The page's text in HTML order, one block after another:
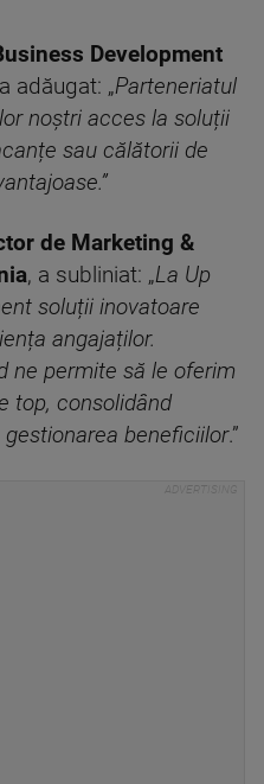
Development
adăugat: „Parteneriatul
noștri acces la soluții
sau călătorii de
de Marketing &
, a subliniat: „La Up
soluții inovatoare
angajaților.
ne permite să le oferim
top, consolidând
beneficiilor.”